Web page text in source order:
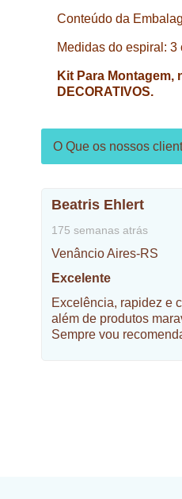
Conteúdo da
Medidas do espiral:
Kit Para Montagem,
DECORATIVOS.
O Que os nossos
Beatris Ehlert
175 semanas atrás
Venâncio Aires-RS
Excelente
Excelência, rapidez e
além de produtos
Sempre vou